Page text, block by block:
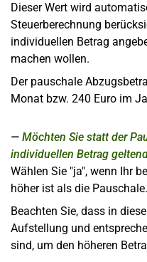
Dieser Wert wird
Steuerberechnung
individuellen Betrag
machen wollen.
Der pauschale
Monat bzw. 240 Euro im
Möchten Sie statt der
individuellen Betrag
Wählen Sie "ja", wenn Ihr
höher ist als die Pauschale.
Beachten Sie, dass in
Aufstellung und
sind, um den höheren